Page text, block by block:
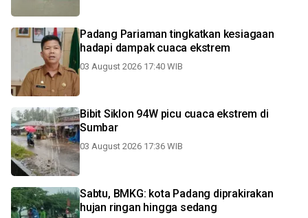
Padang Pariaman tingkatkan kesiagaan
hadapi dampak cuaca ekstrem
03 August 2026 17:40 WIB
Bibit Siklon 94W picu cuaca ekstrem di
Sumbar
03 August 2026 17:36 WIB
Sabtu, BMKG: kota Padang diprakirakan
hujan ringan hingga sedang